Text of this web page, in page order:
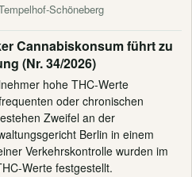
Schöneberg
Cannabiskonsum führt zu
(Nr. 34/2026)
hohe THC-Werte
oder chronischen
Zweifel an der
Berlin in einem
Verkehrskontrolle wurden im
Werte festgestellt.